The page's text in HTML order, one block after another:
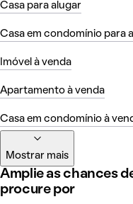
Casa para alugar
Casa em condomínio para
Imóvel à venda
Apartamento à venda
Casa em condomínio à
Mostrar mais
Amplie as chances
procure por